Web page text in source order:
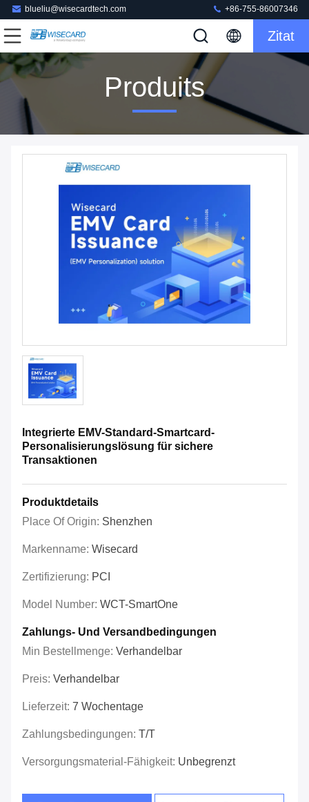
blueliu@wisecardtech.com +86-755-86007346
Zitat
Produits
Integrierte EMV-Standard-Smartcard-
Personalisierungslösung für sichere
Transaktionen
Produktdetails
Place Of Origin: Shenzhen
Markenname: Wisecard
Zertifizierung: PCI
Model Number: WCT-SmartOne
Zahlungs- Und Versandbedingungen
Min Bestellmenge: Verhandelbar
Preis: Verhandelbar
Lieferzeit: 7 Wochentage
Zahlungsbedingungen: T/T
Versorgungsmaterial-Fähigkeit: Unbegrenzt